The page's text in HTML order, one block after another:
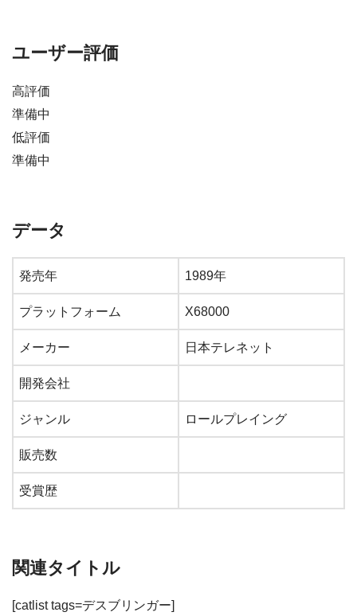
ユーザー評価
高評価
準備中
低評価
準備中
データ
発売年 1989年
プラットフォーム X68000
メーカー 日本テレネット
開発会社
ジャンル ロールプレイング
販売数
受賞歴
関連タイトル
[catlist tags=デスブリンガー]